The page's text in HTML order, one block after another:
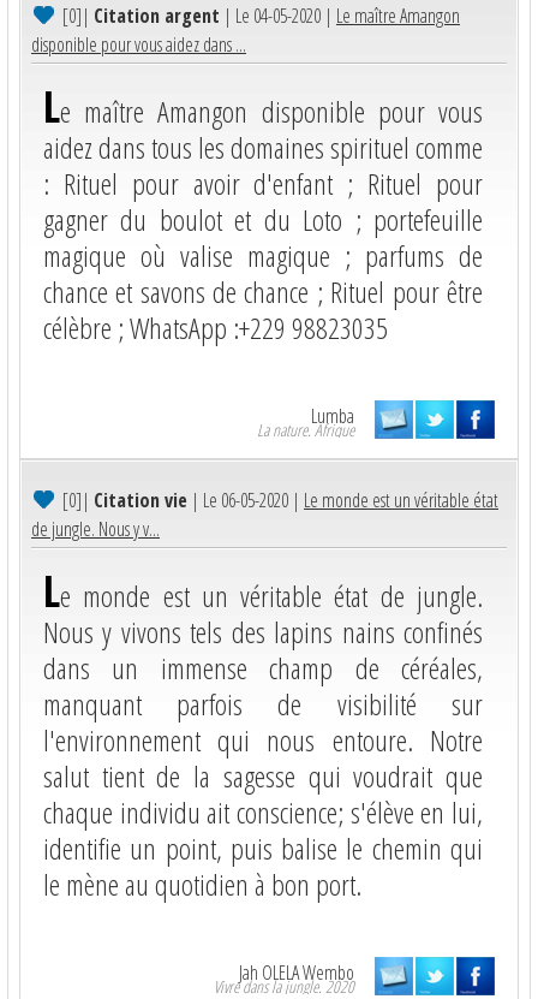
[0]| Citation argent | Le 04-05-2020 | Le maître Amangon
disponible pour vous aidez dans ...
Le maître Amangon disponible pour vous
aidez dans tous les domaines spirituel comme
: Rituel pour avoir d'enfant ; Rituel pour
gagner du boulot et du Loto ; portefeuille
magique où valise magique ; parfums de
chance et savons de chance ; Rituel pour être
célèbre ; WhatsApp :+229 98823035
Lumba
La nature. Afrique
[0]| Citation vie | Le 06-05-2020 | Le monde est un véritable état
de jungle. Nous y v...
Le monde est un véritable état de jungle.
Nous y vivons tels des lapins nains confinés
dans un immense champ de céréales,
manquant parfois de visibilité sur
l'environnement qui nous entoure. Notre
salut tient de la sagesse qui voudrait que
chaque individu ait conscience; s'élève en lui,
identifie un point, puis balise le chemin qui
le mène au quotidien à bon port.
Jah OLELA Wembo
Vivre dans la jungle. 2020